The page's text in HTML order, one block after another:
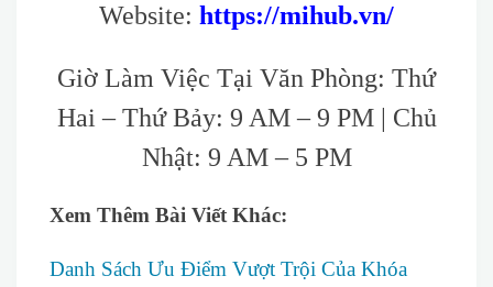
Website: https://mihub.vn/
Giờ Làm Việc Tại Văn Phòng: Thứ
Hai – Thứ Bảy: 9 AM – 9 PM | Chủ
Nhật: 9 AM – 5 PM
Xem Thêm Bài Viết Khác:
Danh Sách Ưu Điểm Vượt Trội Của Khóa